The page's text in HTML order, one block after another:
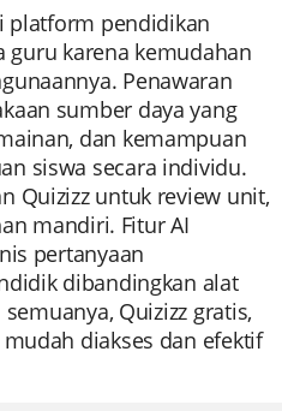
platform pendidikan
guru karena kemudahan
Penawaran
sumber daya yang
dan kemampuan
siswa secara individu.
Quizizz untuk review unit,
mandiri. Fitur AI
pertanyaan
dibandingkan alat
Quizizz gratis,
diakses dan efektif